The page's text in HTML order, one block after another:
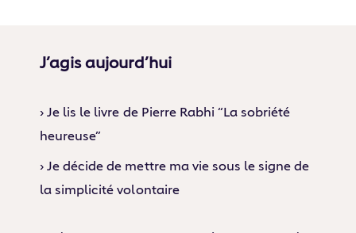
J’agis aujourd’hui
› Je lis le livre de Pierre Rabhi “La sobriété
heureuse”
› Je décide de mettre ma vie sous le signe de
la simplicité volontaire